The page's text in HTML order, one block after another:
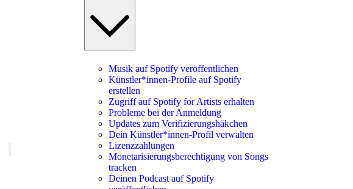
Musik auf Spotify veröffentlichen
Künstler*innen-Profile auf Spotify
erstellen
Zugriff auf Spotify for Artists erhalten
Probleme bei der Anmeldung
Updates zum Verifizierungshäkchen
Dein Künstler*innen-Profil verwalten
Lizenzzahlungen
Monetarisierungsberechtigung von Songs
tracken
Deinen Podcast auf Spotify